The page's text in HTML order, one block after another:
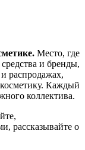
Место, где
и бренды,
распродажах,
Каждый
коллектива.
рассказывайте о